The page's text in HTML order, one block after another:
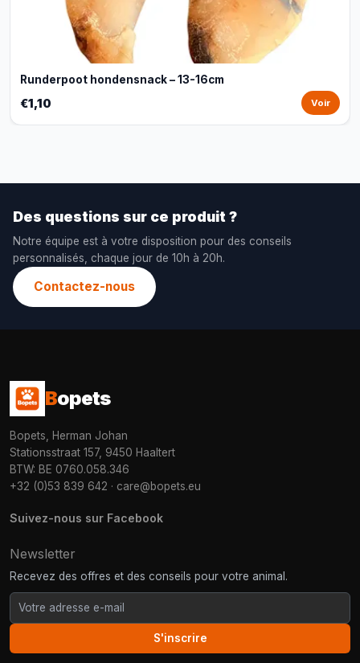
Runderpoot hondensnack – 13-16cm
€1,10 Voir
Des questions sur ce produit ?
Notre équipe est à votre disposition pour des conseils
personnalisés, chaque jour de 10h à 20h.
Contactez-nous
Bopets
Bopets, Herman Johan
Stationsstraat 157, 9450 Haaltert
BTW: BE 0760.058.346
+32 (0)53 839 642 · care@bopets.eu
Suivez-nous sur Facebook
Newsletter
Recevez des offres et des conseils pour votre animal.
S'inscrire